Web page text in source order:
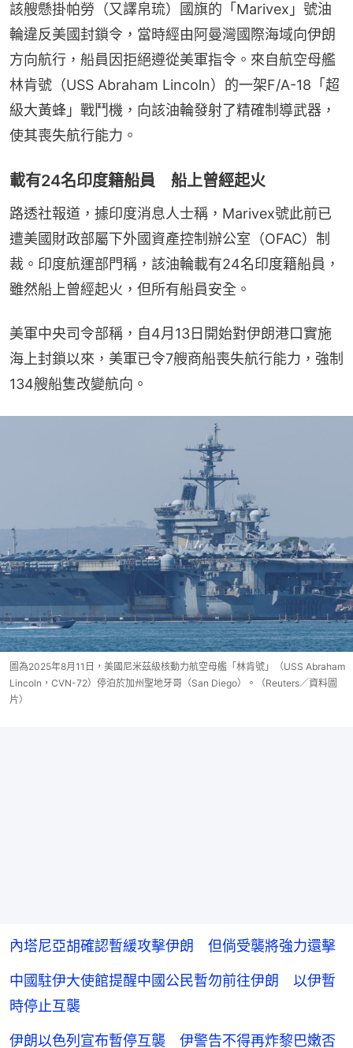
該艘懸掛帕勞（又譯帛琉）國旗的「Marivex」號油
輪違反美國封鎖令，當時經由阿曼灣國際海域向伊朗
方向航行，船員因拒絕遵從美軍指令。來自航空母艦
林肯號（USS Abraham Lincoln）的一架F/A-18「超
級大黃蜂」戰鬥機，向該油輪發射了精確制導武器，
使其喪失航行能力。
載有24名印度籍船員 船上曾經起火
路透社報道，據印度消息人士稱，Marivex號此前已
遭美國財政部屬下外國資產控制辦公室（OFAC）制
裁。印度航運部門稱，該油輪載有24名印度籍船員，
雖然船上曾經起火，但所有船員安全。
美軍中央司令部稱，自4月13日開始對伊朗港口實施
海上封鎖以來，美軍已令7艘商船喪失航行能力，強制
134艘船隻改變航向。
圖為2025年8月11日，美國尼米茲級核動力航空母艦「林肯號」（USS Abraham
Lincoln，CVN-72）停泊於加州聖地牙哥（San Diego）。（Reuters／資料圖
片）
內塔尼亞胡確認暫緩攻擊伊朗 但倘受襲將強力還擊
中國駐伊大使館提醒中國公民暫勿前往伊朗 以伊暫
時停止互襲
伊朗以色列宣布暫停互襲 伊警告不得再炸黎巴嫩否